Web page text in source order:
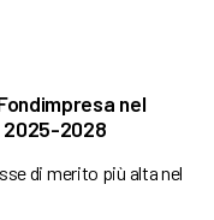
nel
2025-2028
di merito più alta nel